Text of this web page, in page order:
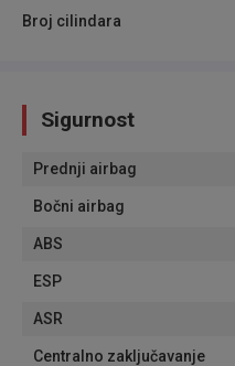
Broj cilindara
Sigurnost
Prednji airbag
Bočni airbag
ABS
ESP
ASR
Centralno zaključavanje